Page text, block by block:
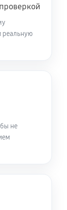
реальную
не